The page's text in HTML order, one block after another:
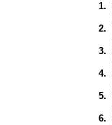
1.
2.
3.
4.
5.
6.